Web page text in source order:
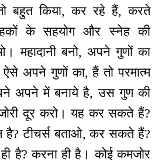
बहुत किया, कर रहे हैं, करते
के सहयोग और स्नेह की
महादानी बनो, अपने गुणों का
अपने गुणों का, हैं तो परमात्म
अपने में बनाये है, उस गुण की
दूर करो। यह कर सकते हैं?
टीचर्स बताओ, कर सकते हैं?
है? करना ही है। कोई कमजोर